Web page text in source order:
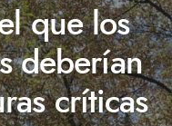
que los
deberían
críticas